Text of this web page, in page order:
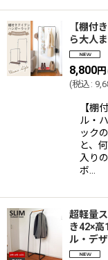
【棚付
ら大人
8,800円
(税込 :
【棚
ル・
ック
と、
入り
ボ…
超軽量
き42×高
ル・デ